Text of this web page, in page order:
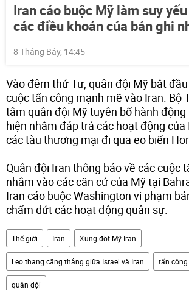
Iran cáo buộc Mỹ làm suy
các điều khoản của bản ghi
8 Tháng Bảy, 14:45
Vào đêm thứ Tư, quân đội Mỹ bắt
cuộc tấn công mạnh mẽ vào Iran. Bộ
tâm quân đội Mỹ tuyên bố hành
hiện nhằm đáp trả các hoạt động của
các tàu thương mại đi qua eo biển
Quân đội Iran thông báo về các cuộc
nhằm vào các căn cứ của Mỹ tại
Iran cáo buộc Washington vi phạm
chấm dứt các hoạt động quân sự.
Thế giới Iran Xung đột Mỹ-Iran
Leo thang căng thẳng giữa Israel và Iran tấn công
quân đội